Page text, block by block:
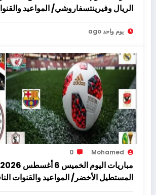
الريال وفيرينتسفاروشي/ المواعيد
يوم واحد ago
Mohamed
0
المستطيل الأخضر/ المواعيد والقنوات